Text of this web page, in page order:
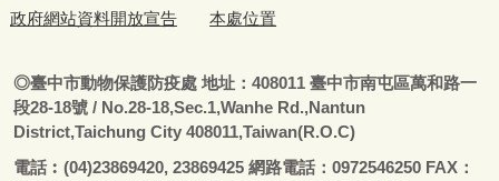
政府網站資料開放宣告 本處位置
◎臺中市動物保護防疫處地址：408011 臺中市南屯區萬和路一
段28-18號 / No.28-18,Sec.1,Wanhe Rd.,Nantun
District,Taichung City 408011,Taiwan(R.O.C)
電話︰ (04)23869420, 23869425 網路電話：0972546250 FAX：